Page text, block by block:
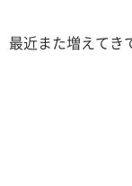
最近また増えてき